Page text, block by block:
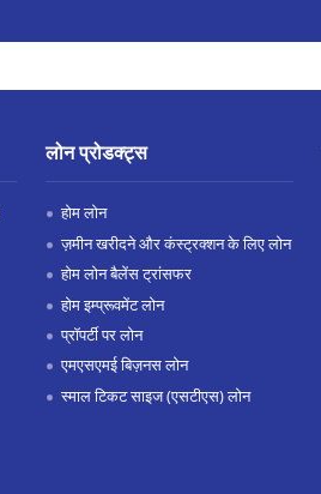
लोन प्रोडक्ट्स
होम लोन
ज़मीन खरीदने और कंस्ट्रक्शन के लिए लोन
होम लोन बैलेंस ट्रांसफर
होम इम्प्रूवमेंट लोन
प्रॉपर्टी पर लोन
एमएसएमई बिज़नस लोन
स्माल टिकट साइज (एसटीएस) लोन